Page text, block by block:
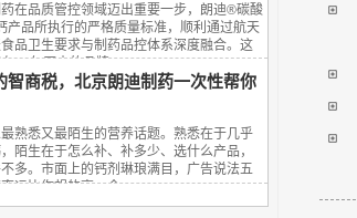
在品质管控领域迈出重要一步，朗迪®碳酸
产品所执行的严格质量标准，顺利通过航天
品卫生要求与制药品控体系深度融合。这
23年历史的品牌...
智商税，北京朗迪制药一次性帮你
熟悉又最陌生的营养话题。熟悉在于几乎
陌生在于怎么补、补多少、选什么产品，
多。市面上的钙剂琳琅满目，广告说法五
远比你想的高。今...